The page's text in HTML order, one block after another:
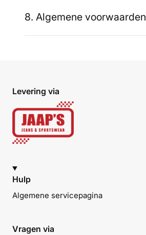
8. Algemene voorwaarden
Levering via
Hulp
Algemene servicepagina
Vragen via